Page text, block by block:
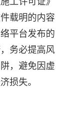
载明的内容
平台发布的
务必提高风
，避免因虚
损失。